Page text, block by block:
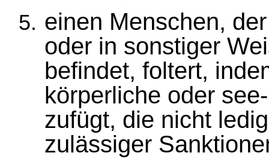
einen Menschen,
oder in sonstiger
befindet, foltert,
körperliche oder
zufügt, die nicht
zulässiger